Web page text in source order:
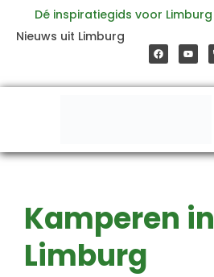
inhoud
Dé inspiratiegids voor Limburg
Nieuws uit Limburg
a
c
e
o
o
o
u
t
b
e
Kamperen in
Limburg